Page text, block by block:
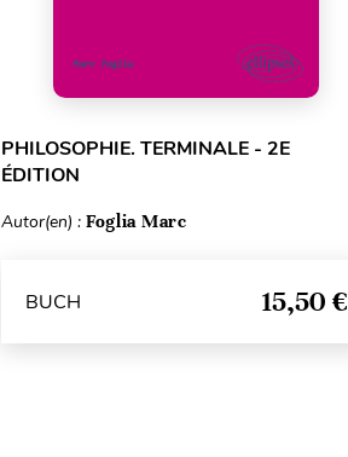
PHILOSOPHIE. TERMINALE - 2E
ÉDITION
Autor(en) : Foglia Marc
BUCH 15,50 €